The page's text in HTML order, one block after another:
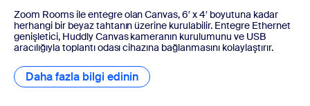
Zoom Rooms ile entegre olan Canvas, 6′ x 4′ boyutuna kadar
herhangi bir beyaz tahtanın üzerine kurulabilir. Entegre Ethernet
genişletici, Huddly Canvas kameranın kurulumunu ve USB
aracılığıyla toplantı odası cihazına bağlanmasını kolaylaştırır.
Daha fazla bilgi edinin Daha fazla bilgi edinin